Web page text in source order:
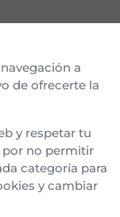
a
de ofrecerte la
y respetar tu
por no permitir
categoría para
y cambiar